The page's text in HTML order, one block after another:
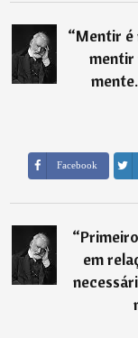
“Mentir é
mentir
Facebook
“
em